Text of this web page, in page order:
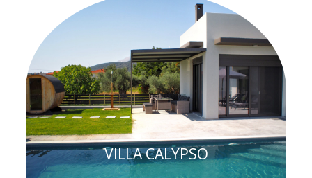
VILLA CALYPSO